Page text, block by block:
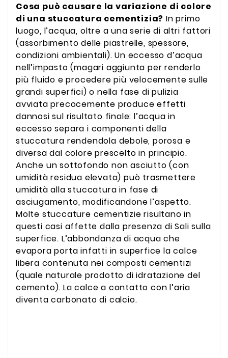
Cosa può causare la variazione di colore
di una stuccatura cementizia? In primo
luogo, l’acqua, oltre a una serie di altri fattori
(assorbimento delle piastrelle, spessore,
condizioni ambientali). Un eccesso d’acqua
nell’impasto (magari aggiunta per renderlo
più fluido e procedere più velocemente sulle
grandi superfici) o nella fase di pulizia
avviata precocemente produce effetti
dannosi sul risultato finale: l’acqua in
eccesso separa i componenti della
stuccatura rendendola debole, porosa e
diversa dal colore prescelto in principio.
Anche un sottofondo non asciutto (con
umidità residua elevata) può trasmettere
umidità alla stuccatura in fase di
asciugamento, modificandone l’aspetto.
Molte stuccature cementizie risultano in
questi casi affette dalla presenza di Sali sulla
superfice. L’abbondanza di acqua che
evapora porta infatti in superfice la calce
libera contenuta nei composti cementizi
(quale naturale prodotto di idratazione del
cemento). La calce a contatto con l’aria
diventa carbonato di calcio.